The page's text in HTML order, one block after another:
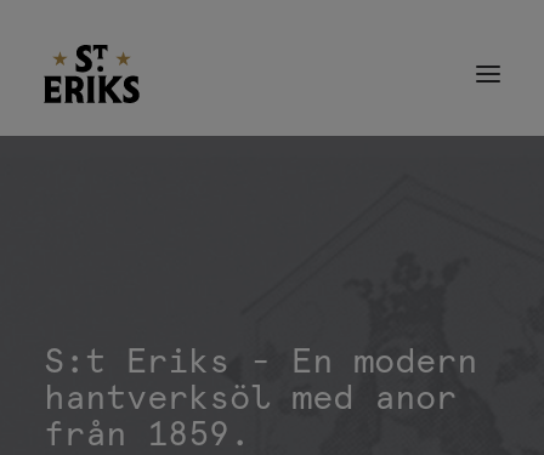
Nyheter
Om Oss
S:t Eriks - En modern
hantverksöl med anor
från 1859.